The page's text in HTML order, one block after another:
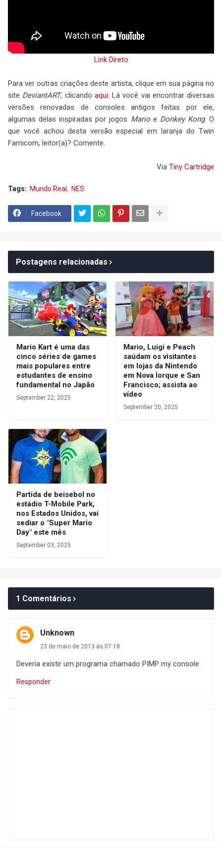
Link Direto
Para ver outras criações deste artista, clique em sua página no
site DeviantART, clicando aqui. Lá você vai encontrar diversas
versões renovadas de consoles antigos feitas por ele,
algumas delas inspiradas por jogos Marioe Donkey Kong. O
que você achou desta versão especial em laranja do Twin
Famicom, leitor(a)? Comente.
Via Tiny Cartridge
Tags: Mundo Real NES
Facebook
Postagens relacionadas
Mario Kart é uma das
cinco séries de games
mais populares entre
estudantes de ensino
fundamental no Japão
September 22, 2025
Mario, Luigi e Peach
saúdam os visitantes
em lojas da Nintendo
em Nova Iorque e San
Francisco; assista ao
vídeo
September 20, 2025
Partida de beisebol no
estádio T-Mobile Park,
nos Estados Unidos, vai
sediar o "Super Mario
Day" este mês
September 03, 2025
1 Comentários
Unknown
23 de maio de 2013 às 07:18
Deveria existir um programa chamado PIMP my console
Responder